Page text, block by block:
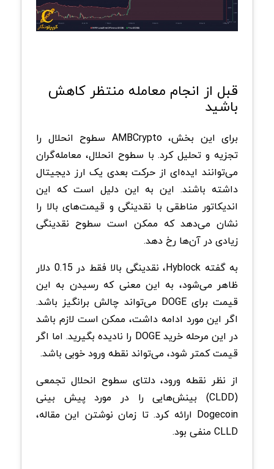
قبل از انجام معامله منتظر کاهش
باشید
برای این بخش، AMBCrypto سطوح انحلال را
تجزیه و تحلیل کرد. با سطوح انحلال، معامله‌گران
می‌توانند ایده‌ای از حرکت بعدی یک ارز دیجیتال
داشته باشند. این به این دلیل است که این
اندیکاتور مناطقی با نقدینگی و قیمت‌های بالا را
نشان می‌دهد که ممکن است سطوح نقدینگی
زیادی در آن‌ها رخ دهد.
به گفته Hyblock، نقدینگی بالا فقط در 0.15 دلار
ظاهر می‌شود، به این معنی که رسیدن به این
قیمت برای DOGE می‌تواند چالش برانگیز باشد.
اگر این مورد ادامه داشت، ممکن است لازم باشد
در این مرحله خرید DOGE را نادیده بگیرید. اما اگر
قیمت کمتر شود، می‌تواند نقطه ورود خوبی باشد.
از نظر نقطه ورود، دلتای سطوح انحلال تجمعی
(CLDD) بینش‌هایی را در مورد پیش بینی
Dogecoin ارائه کرد. تا زمان نوشتن این مقاله،
CLLD منفی بود.